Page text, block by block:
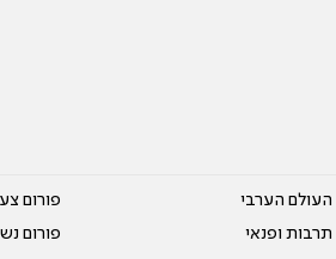
העולם הערבי
תרבות ופנאי
פורום
פורום